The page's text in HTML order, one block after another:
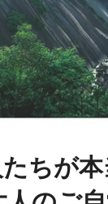
たちが